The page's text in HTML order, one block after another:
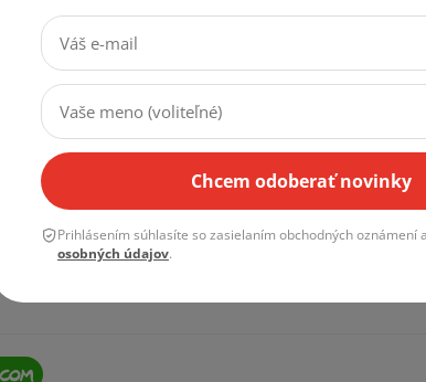
kroku objednávky. Pokud je zboží skladem,
abychom vše nachystali. Na místě rádi se
Praktické rady
a techniky